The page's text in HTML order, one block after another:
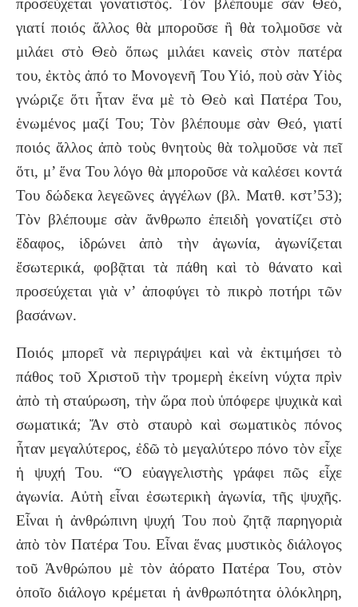
προσεύχεται γονατιστός. Τὸν βλέπουμε σὰν Θεό,
γιατί ποιός ἄλλος θὰ μποροῦσε ἢ θὰ τολμοῦσε νὰ
μιλάει στὸ Θεὸ ὅπως μιλάει κανεὶς στὸν πατέρα
του, ἐκτὸς ἀπό το Μονογενῆ Του Υἱό, ποὺ σὰν Υἱὸς
γνώριζε ὅτι ἦταν ἕνα μὲ τὸ Θεὸ καὶ Πατέρα Του,
ἑνωμένος μαζί Του; Τὸν βλέπουμε σὰν Θεό, γιατί
ποιός ἄλλος ἀπὸ τοὺς θνητοὺς θὰ τολμοῦσε νὰ πεῖ
ὅτι, μ’ ἕνα Του λόγο θὰ μποροῦσε νὰ καλέσει κοντά
Του δώδεκα λεγεῶνες ἀγγέλων (βλ. Ματθ. κστ’53);
Τὸν βλέπουμε σὰν ἄνθρωπο ἐπειδὴ γονατίζει στὸ
ἔδαφος, ἱδρώνει ἀπὸ τὴν ἀγωνία, ἀγωνίζεται
ἔσωτερικά, φοβᾷται τὰ πάθη καὶ τὸ θάνατο καὶ
προσεύχεται γιὰ ν’ ἀποφύγει τὸ πικρὸ ποτήρι τῶν
βασάνων.
Ποιός μπορεῖ νὰ περιγράψει καὶ νὰ ἐκτιμήσει τὸ
πάθος τοῦ Χριστοῦ τὴν τρομερὴ ἐκείνη νύχτα πρὶν
ἀπὸ τὴ σταύρωση, τὴν ὥρα ποὺ ὑπόφερε ψυχικὰ καὶ
σωματικά; Ἄν στὸ σταυρὸ καὶ σωματικὸς πόνος
ἦταν μεγαλύτερος, ἐδῶ τὸ μεγαλύτερο πόνο τὸν εἶχε
ἡ ψυχή Του. “Ὁ εὐαγγελιστὴς γράφει πῶς εἶχε
ἀγωνία. Αὐτὴ εἶναι ἐσωτερικὴ ἀγωνία, τῆς ψυχῆς.
Εἶναι ἡ ἀνθρώπινη ψυχή Του ποὺ ζητᾷ παρηγοριὰ
ἀπὸ τὸν Πατέρα Του. Εἶναι ἕνας μυστικὸς διάλογος
τοῦ Ἀνθρώπου μὲ τὸν ἀόρατο Πατέρα Του, στὸν
ὁποῖο διάλογο κρέμεται ἡ ἀνθρωπότητα ὁλόκληρη,